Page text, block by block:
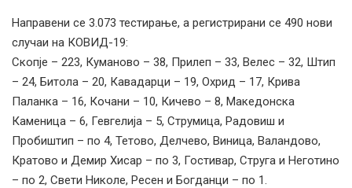
Направени се 3.073 тестирањe, а регистрирани се 490 нови
случаи на КОВИД-19:
Скопје – 223, Куманово – 38, Прилеп – 33, Велес – 32, Штип
– 24, Битола – 20, Кавадарци – 19, Охрид – 17, Крива
Паланка – 16, Кочани – 10, Кичево – 8, Македонска
Каменица – 6, Гевгелија – 5, Струмица, Радовиш и
Пробиштип – по 4, Тетово, Делчево, Виница, Валандово,
Кратово и Демир Хисар – по 3, Гостивар, Струга и Неготино
– по 2, Свети Николе, Ресен и Богданци – по 1.